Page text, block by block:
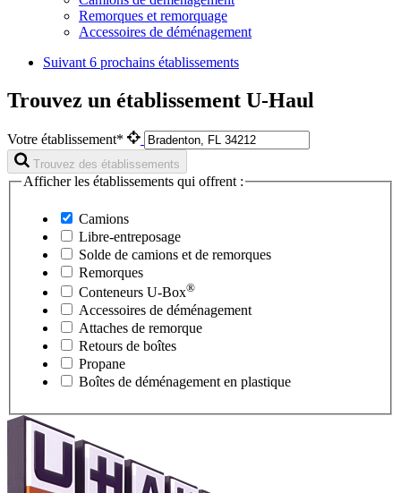
Remorques et remorquage
Accessoires de déménagement
Suivant 6 prochains établissements
Trouvez un établissement U-Haul
Votre établissement*
Trouvez des établissements
Afficher les établissements qui offrent :
Camions
Libre-entreposage
Solde de camions et de remorques
Remorques
Conteneurs U-Box®
Accessoires de déménagement
Attaches de remorque
Retours de boîtes
Propane
Boîtes de déménagement en plastique